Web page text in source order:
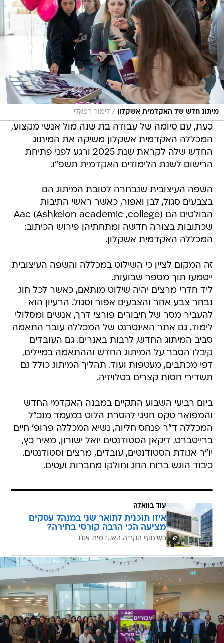
מיתוג חדש של האקדמית אשקלון / לימור רפאלי
כעת, עם סיומה של עבודה בת שנה מול אנשי מקצוע,
המכללה האקדמית אשקלון משיקה את המיתוג
החדש שלה לקראת שנת 2025 ורגע לפני פתיחת
הרישום לשנת הלימודים האקדמית תשפ"ו.
השפה העיצובית שנבחרה לטובת המיתוג הם
בצבעים סגול, לבן ואפור, כאשר ראשי התיבות
הבולטים הם Aac (Ashkelon academic ,college)
שכתובות בצורה חדשה ומתחתיהן פירוש הכיתוב:
המכללה האקדמית אשקלון.
זה המקום לציין כי השילוט במכללה והשפה העיצובית
ייטמעו תוך מספר שבועות.
ליד חדרי מרצים יהיה שילוט מותאם, כאשר לכל חוג
נבחר צבע אחר והצבעים אפור וסגול. הרעיון הוא
להעביר מסר של חיבורים פורצי דרך, אנשים ומסלולי
לימוד. גם אתר האינטרנט של המכללה עובר התאמה
סביב המיתוג החדש, לרבות באנרים. גם העובדים
קיבלו הסבר על המיתוג החדש וההתאמה במיילים,
דפי מכתבים, מעטפות ועוד. תהליך המיתוג כולל גם
תשדירי חסות קצרים בטלויזיה.
ביום רביעי השבוע התקיים במבנה האקדמי החדש
והמפואר טקס חגיגי להסרת הלוט במעמד מנכ"ל
המכללה ד"ר פנחס חליוה, נשיא המכללה פרופ' חיים
ברייטברט, דיקאן הסטודנטים יואל ישורון, מאיר כץ,
יו"ר אגודת הסטודנטים, עובדים, מרצים וסטודנטים.
כיבוד הוגש ברוח החג וחולקו מחברות ועטים.
עוד בוואלה
איזו תוכנית לתואר שני במנהל עסקים
מציעה הכי הרבה קורסי בחירה?
בשיתוף הקריה האקדמית אונו